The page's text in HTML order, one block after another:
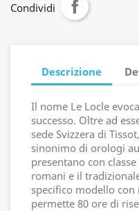
Condividi
Descrizione
Il nome Le Locle
successo. Oltre ad
sede Svizzera di
sinonimo di orologi
presentano con
romani e il
specifico modello
permette 80 ore di